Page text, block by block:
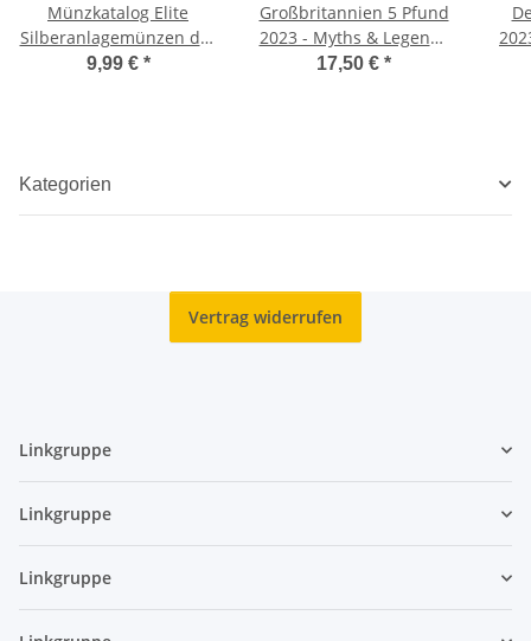
Münzkatalog Elite
Silberanlagemünzen der
Welt 22/23
9,99 € *
Großbritannien 5 Pfund
2023 - Myths & Legends
- Morgan Le Fay - BU
17,50 € *
Kategorien
Vertrag widerrufen
Linkgruppe
Linkgruppe
Linkgruppe